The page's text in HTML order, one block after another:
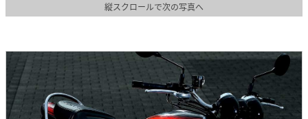
縦スクロールで次の写真へ